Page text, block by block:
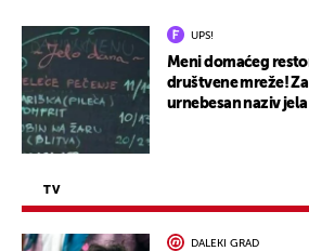
UPS!
Meni domaćeg
društvene mreže!
urnebesan naziv jela
TV
DALEKI GRAD